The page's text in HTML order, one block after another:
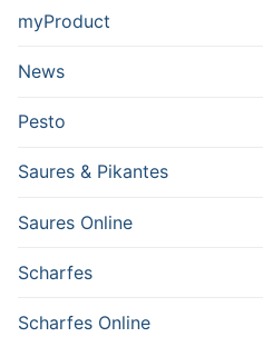
myProduct
News
Pesto
Saures & Pikantes
Saures Online
Scharfes
Scharfes Online